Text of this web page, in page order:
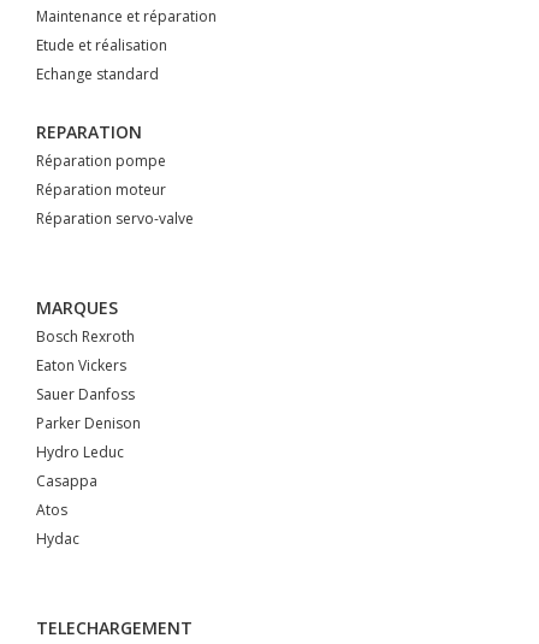
Maintenance et réparation
Etude et réalisation
Echange standard
REPARATION
Réparation pompe
Réparation moteur
Réparation servo-valve
MARQUES
Bosch Rexroth
Eaton Vickers
Sauer Danfoss
Parker Denison
Hydro Leduc
Casappa
Atos
Hydac
TELECHARGEMENT